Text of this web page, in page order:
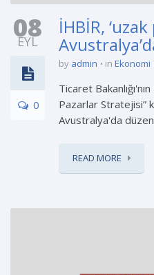
08
EYL
0
İHBİR,
by admin in Ekonomi
Ticaret
Pazarlar Stratejisi”
Avustralya'da
READ MORE